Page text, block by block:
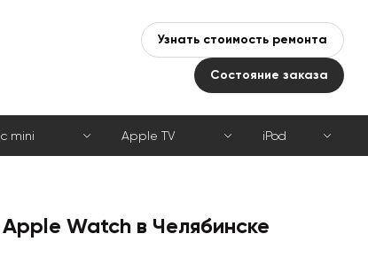
Узнать стоимость ремонта
Состояние заказа
mini Apple TV iPod
Watch в Челябинске